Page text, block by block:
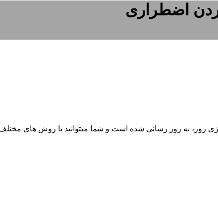
اضطراری
روز، به روز رسانی شده است و شما میتوانید با روش های مختلف